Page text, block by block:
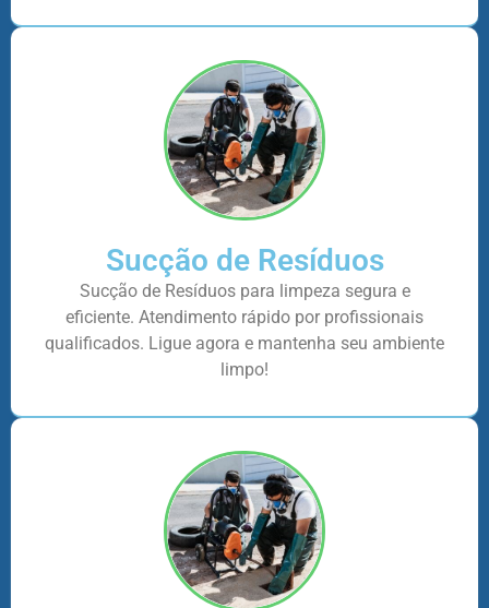
Sucção de Resíduos
Sucção de Resíduos para limpeza segura e
eficiente. Atendimento rápido por profissionais
qualificados. Ligue agora e mantenha seu ambiente
limpo!